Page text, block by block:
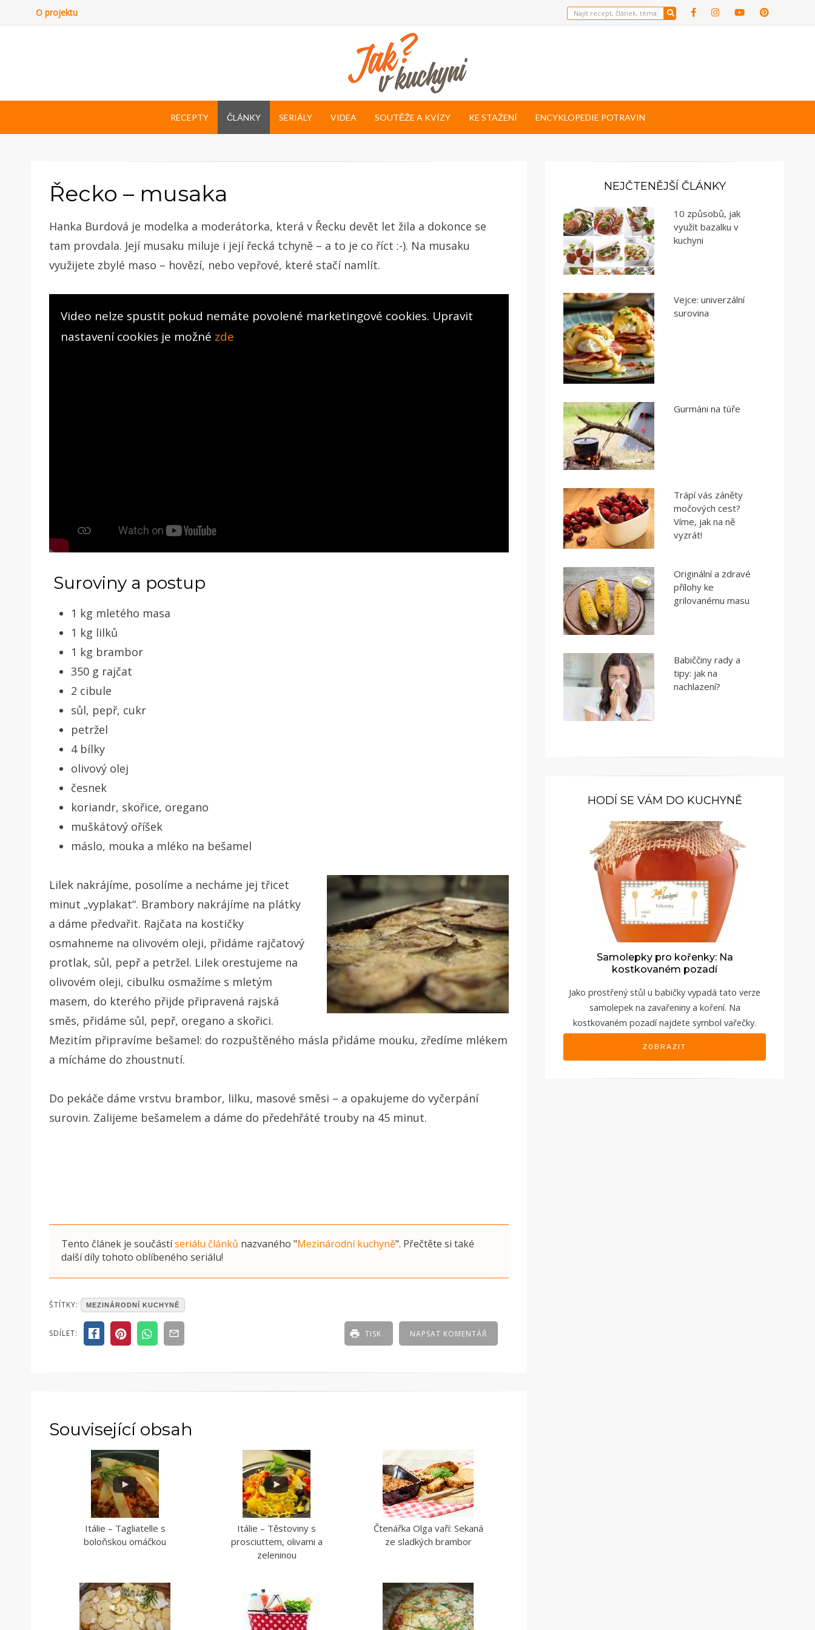
O projektu
RECEPTY ČLÁNKY SERIÁLY VIDEA SOUTĚŽE A KVÍZY KE STAŽENÍ ENCYKLOPEDIE POTRAVIN
Řecko – musaka
Hanka Burdová je modelka a moderátorka, která v Řecku devět let žila a dokonce se
tam provdala. Její musaku miluje i její řecká tchyně – a to je co říct :-). Na musaku
využijete zbylé maso – hovězí, nebo vepřové, které stačí namlít.
Video nelze spustit pokud nemáte povolené marketingové cookies. Upravit
nastavení cookies je možné zde
Suroviny a postup
1 kg mletého masa
1 kg lilků
1 kg brambor
350 g rajčat
2 cibule
sůl, pepř, cukr
petržel
4 bílky
olivový olej
česnek
koriandr, skořice, oregano
muškátový oříšek
máslo, mouka a mléko na bešamel
Lilek nakrájíme, posolíme a necháme jej třicet
minut „vyplakat“. Brambory nakrájíme na plátky
a dáme předvařit. Rajčata na kostičky
osmahneme na olivovém oleji, přidáme rajčatový
protlak, sůl, pepř a petržel. Lilek orestujeme na
olivovém oleji, cibulku osmažíme s mletým
masem, do kterého přijde připravená rajská
směs, přidáme sůl, pepř, oregano a skořici.
Mezitím připravíme bešamel: do rozpuštěného másla přidáme mouku, zředíme mlékem
a mícháme do zhoustnutí.
Do pekáče dáme vrstvu brambor, lilku, masové směsi – a opakujeme do vyčerpání
surovin. Zalijeme bešamelem a dáme do předehřáté trouby na 45 minut.
Tento článek je součástíseriálu článků nazvaného "Mezinárodní kuchyně". Přečtěte si také
další díly tohoto oblíbeného seriálu!
POSTED
ČLÁNKY
ZELENINA
ŠTÍTKY: MEZINÁRODNÍ KUCHYNĚ
SDÍLET: NAPSAT KOMENTÁŘ
TISK
Související obsah
Itálie – Tagliatelle s
boloňskou omáčkou
Itálie – Těstoviny s
prosciuttem, olivami a
zeleninou
Čtenářka Olga vaří: Sekaná
ze sladkých brambor
NEJČTENĚJŠÍ ČLÁNKY
10 způsobů, jak
využít bazalku v
kuchyni
Vejce: univerzální
surovina
Gurmáni na túře
Trápí vás záněty
močových cest?
Víme, jak na ně
vyzrát!
Originální a zdravé
přílohy ke
grilovanému masu
Babiččiny rady a
tipy: jak na
nachlazení?
HODÍ SE VÁM DO KUCHYNĚ
Samolepky pro kořenky: Na
kostkovaném pozadí
Jako prostřený stůl u babičky vypadá tato verze
samolepek na zavařeniny a koření. Na
kostkovaném pozadí najdete symbol vařečky.
ZOBRAZIT